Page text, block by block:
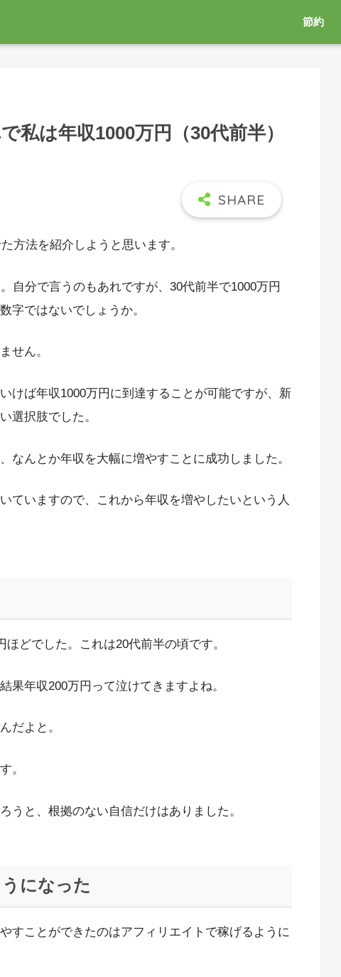
節約
私は年収1000万円（30代前半）
方法を紹介しようと思います。
自分で言うのもあれですが、30代前半で1000万円
字ではないでしょうか。
せん。
けば年収1000万円に到達することが可能ですが、新
選択肢でした。
なんとか年収を大幅に増やすことに成功しました。
ていますので、これから年収を増やしたいという人
どでした。これは20代前半の頃です。
果年収200万円って泣けてきますよね。
だよと。
。
うと、根拠のない自信だけはありました。
になった
すことができたのはアフィリエイトで稼げるように